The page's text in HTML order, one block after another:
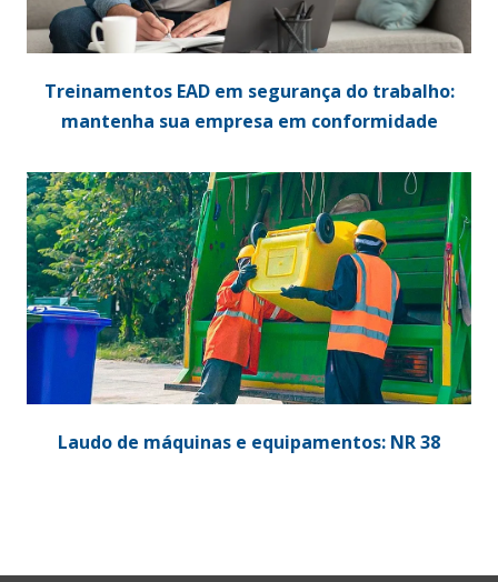
Treinamentos EAD em segurança do trabalho:
mantenha sua empresa em conformidade
Laudo de máquinas e equipamentos: NR 38